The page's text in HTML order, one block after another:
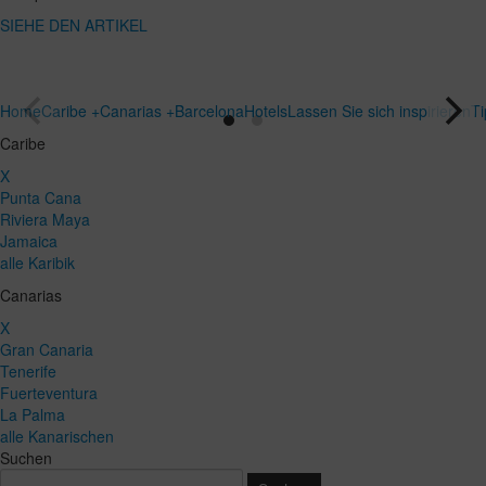
HomeCaribe +Canarias +BarcelonaHotelsLassen Sie sich inspirieren
Caribe
X
Punta Cana
Riviera Maya
Jamaica
alle Karibik
Canarias
X
Gran Canaria
Tenerife
Fuerteventura
La Palma
alle Kanarischen
Suchen